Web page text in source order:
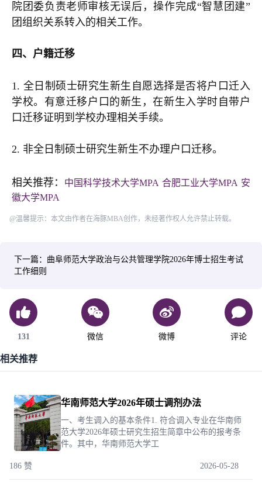
院团委负责老师审核无误后，操作完成“智慧团建”
团组织关系转入的相关工作。
四、户籍迁移
1. 全日制硕士研究生新生自愿选择是否将户口迁入
学校。有意迁移户口的新生，在新生入学时自带户
口迁移证明到学校办理相关手续。
2. 非全日制硕士研究生新生不办理户口迁移。
相关推荐： 中国科学技术大学MPA 合肥工业大学MPA 安
徽大学MPA
@温馨提示：本文由作者在海豚MBA创作，未经著作权人允许禁止转载。
下一篇：曲阜师范大学政治与公共管理学院2026年博士招生考试
工作细则
131 微信 微博 评论
相关推荐
华南师范大学2026年硕士调剂办法
一、考生调入的基本条件1. 符合调入专业在华南师
范大学2026年硕士研究生招生简章中公布的报考条
件。其中，华南师范大学工
186 赞 2026-05-28